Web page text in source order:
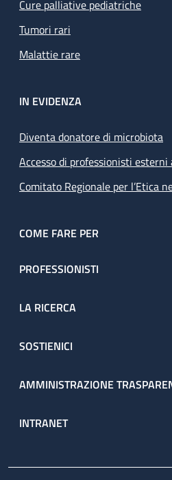
Cure palliative pediatriche
Tumori rari
Malattie rare
IN EVIDENZA
Diventa donatore di microbiota
Accesso di professionisti
Comitato Regionale per l’Etica
COME FARE PER
PROFESSIONISTI
LA RICERCA
SOSTIENICI
AMMINISTRAZIONE
INTRANET